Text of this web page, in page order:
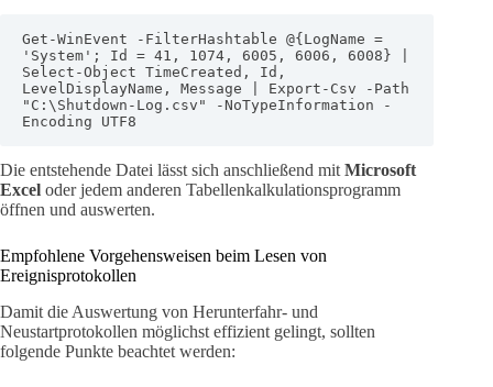
Get-WinEvent -FilterHashtable @{LogName =
'System'; Id = 41, 1074, 6005, 6006, 6008} |
Select-Object TimeCreated, Id,
LevelDisplayName, Message | Export-Csv -Path
"C:\Shutdown-Log.csv" -NoTypeInformation -
Encoding UTF8
Die entstehende Datei lässt sich anschließend mitMicrosoft
Excel oder jedem anderen Tabellenkalkulationsprogramm
öffnen und auswerten.
Empfohlene Vorgehensweisen beim Lesen von
Ereignisprotokollen
Damit die Auswertung von Herunterfahr- und
Neustartprotokollen möglichst effizient gelingt, sollten
folgende Punkte beachtet werden: